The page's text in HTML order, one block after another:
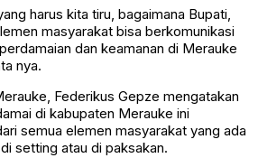
harus kita tiru, bagaimana Bupati,
masyarakat bisa berkomunikasi
dan keamanan di Merauke
nya.
Federikus Gepze mengatakan
di kabupaten Merauke ini
semua elemen masyarakat yang ada
setting atau di paksakan.